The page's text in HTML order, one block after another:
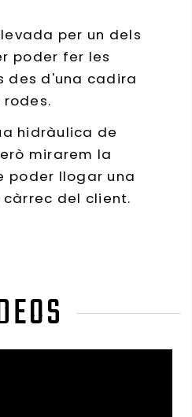
per un dels
poder fer les
des d'una cadira
rodes.
hidràulica de
mirarem la
poder llogar una
del client.